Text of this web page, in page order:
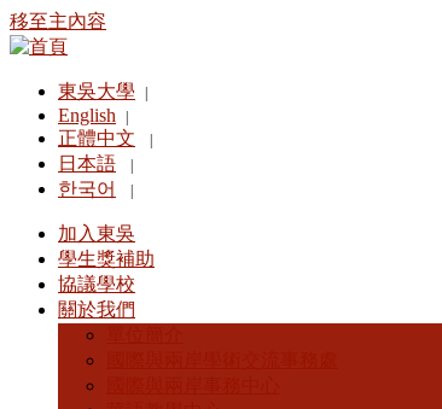
移至主內容
東吳大學
English
正體中文
日本語
한국어
加入東吳
學生獎補助
協議學校
關於我們